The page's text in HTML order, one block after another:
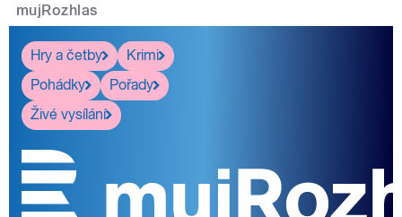
mujRozhlas
Hry a četby
Krimi
Pohádky
Pořady
Živé vysílání